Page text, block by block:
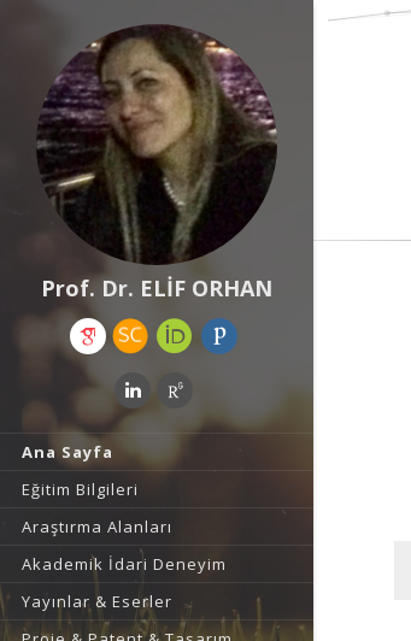
Prof. Dr. ELİF ORHAN
Ana Sayfa
Eğitim Bilgileri
Araştırma Alanları
Akademik İdari Deneyim
Yayınlar & Eserler